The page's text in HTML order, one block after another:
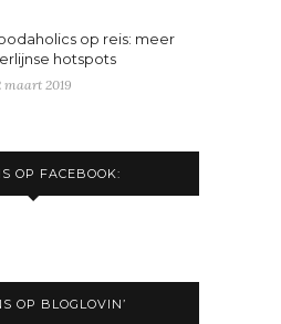
op reis: meer
hotspots
maart 2019
OP FACEBOOK:
OP BLOGLOVIN’